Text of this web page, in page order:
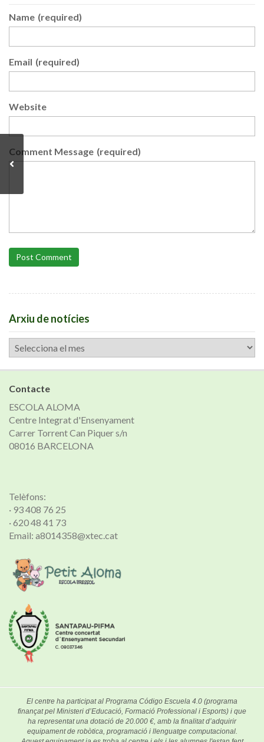
Name (required)
Email (required)
Website
Comment Message (required)
Post Comment
Arxiu de notícies
Arxiu
de
notícies
Contacte
ESCOLA ALOMA
Centre Integrat d'Ensenyament
Carrer Torrent Can Piquer s/n
08016 BARCELONA
Telèfons:
· 93 408 76 25
· 620 48 41 73
Email: a8014358@xtec.cat
El centre ha participat al Programa Código Escuela 4.0 (programa
finançat pel Ministeri d’Educació, Formació Professional i Esports) i que
ha representat una dotació de 20.000 €, amb la finalitat d’adquirir
equipament de robòtica, programació i llenguatge computacional.